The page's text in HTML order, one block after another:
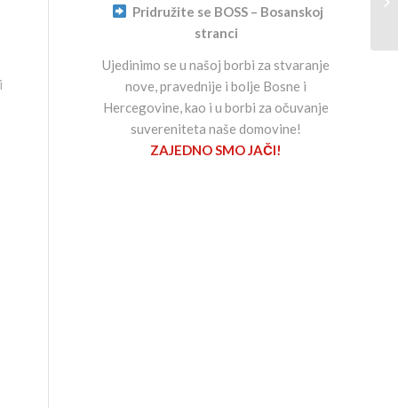
Pridružite se BOSS – Bosanskoj
stranci
Ujedinimo se u našoj borbi za stvaranje
nove, pravednije i bolje Bosne i
Hercegovine, kao i u borbi za očuvanje
suvereniteta naše domovine!
ZAJEDNO SMO JAČI!